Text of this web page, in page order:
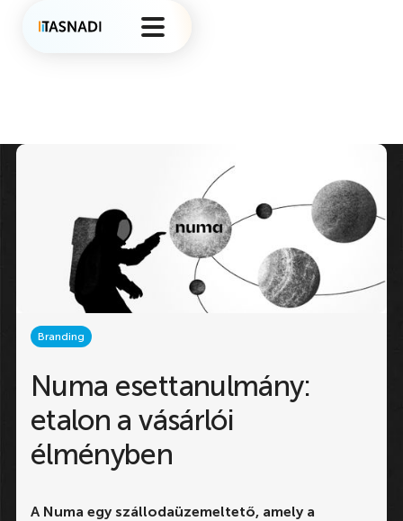
Branding
Numa esettanulmány:
etalon a vásárlói
élményben
A Numa egy szállodaüzemeltető, amely a